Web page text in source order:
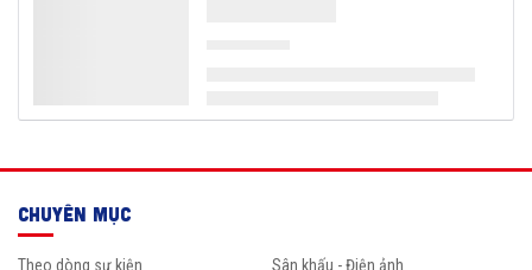
CHUYÊN MỤC
Theo dòng sự kiện
Sân khấu - Điện ảnh